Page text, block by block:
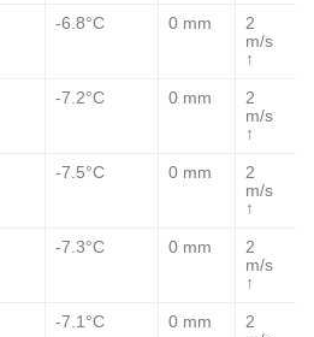
-6.8°C 0 mm
2
m/s
↑
-7.2°C 0 mm
2
m/s
↑
-7.5°C 0 mm
2
m/s
↑
-7.3°C 0 mm
2
m/s
↑
-7.1°C 0 mm
2